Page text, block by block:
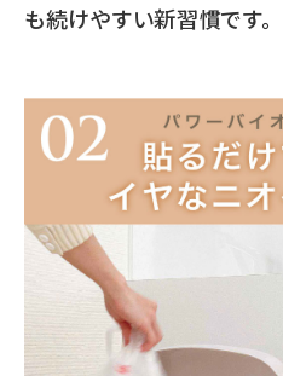
も続けやすい新習慣です。